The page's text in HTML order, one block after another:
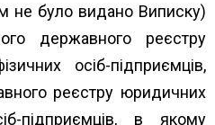
не було видано Виписку)
державного реєстру
осіб-підприємців,
реєстру юридичних
підприємців, в якому